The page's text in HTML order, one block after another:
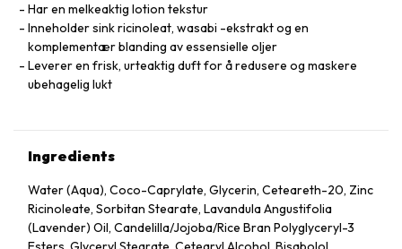
Har en melkeaktig lotion tekstur
Inneholder sink ricinoleat, wasabi -ekstrakt og en
komplementær blanding av essensielle oljer
Leverer en frisk, urteaktig duft for å redusere og maskere
ubehagelig lukt
Ingredients
Water (Aqua), Coco-Caprylate, Glycerin, Ceteareth-20, Zinc
Ricinoleate, Sorbitan Stearate, Lavandula Angustifolia
(Lavender) Oil, Candelilla/Jojoba/Rice Bran Polyglyceryl-3